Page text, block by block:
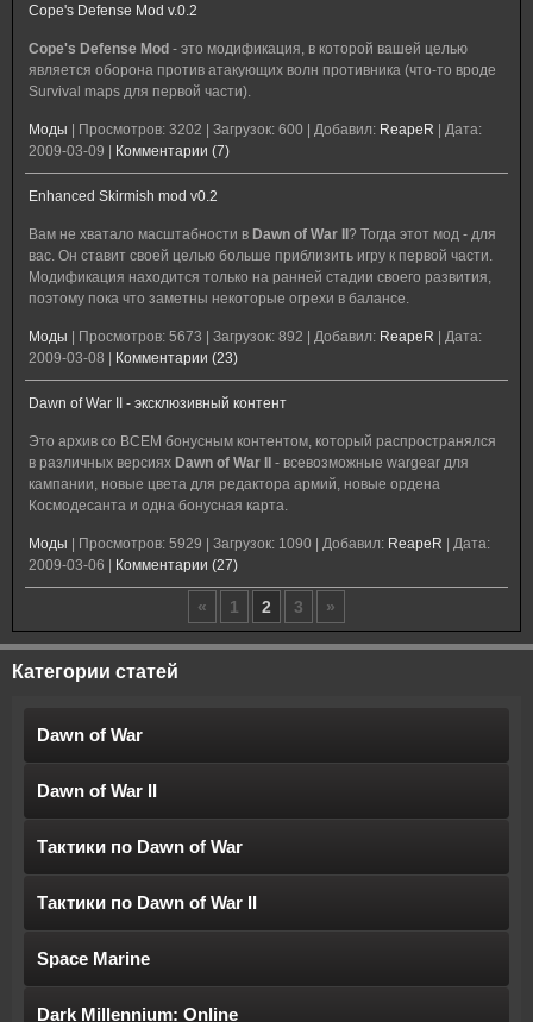
Cope's Defense Mod v.0.2
Cope's Defense Mod - это модификация, в которой вашей целью
является оборона против атакующих волн противника (что-то вроде
Survival maps для первой части).
Моды Просмотров: 3202 Загрузок: 600 Добавил: ReapeR
Дата:
2009-03-09
Комментарии (7)
Enhanced Skirmish mod v0.2
Вам не хватало масштабности в Dawn of War II ? Тогда этот мод - для
вас. Он ставит своей целью больше приблизить игру к первой части.
Модификация находится только на ранней стадии своего развития,
поэтому пока что заметны некоторые огрехи в балансе.
Моды Просмотров: 5673 Загрузок: 892 Добавил: ReapeR
Дата:
2009-03-08
Комментарии (23)
Dawn of War II - эксклюзивный контент
Это архив со ВСЕМ бонусным контентом, который распространялся
в различных версиях Dawn of War II - всевозможные wargear для
кампании, новые цвета для редактора армий, новые ордена
Космодесанта и одна бонусная карта.
Моды Просмотров: 5929 Загрузок: 1090 Добавил: ReapeR
Дата:
2009-03-06
Комментарии (27)
« 1 2 3 »
Категории статей
Dawn of War
Dawn of War II
Тактики по Dawn of War
Тактики по Dawn of War II
Space Marine
Dark Millennium: Online